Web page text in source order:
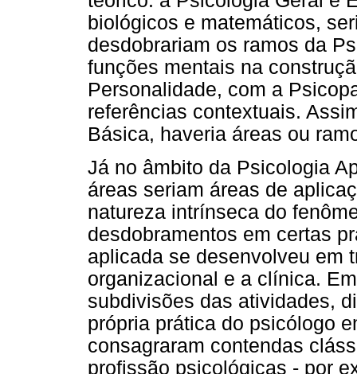
biológicos e matemáticos,
desdobrariam os ramos da
funções mentais na
Personalidade, com a
referências contextuais.
Básica, haveria áreas ou
Já no âmbito da Psicologia
áreas seriam áreas de
natureza intrínseca do
desdobramentos em certas
aplicada se desenvolveu em
organizacional e a clínica.
subdivisões das atividades,
própria prática do psicólogo
consagraram contendas
profissão psicológicas - por